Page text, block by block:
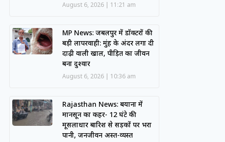
August 6, 2026 11:21 am
MP News: जबलपुर में डॉक्टरों की
बड़ी लापरवाही: मुंह के अंदर लगा दी
दाढ़ी वाली खाल, पीड़ित का जीवन
बना दुश्वार
August 6, 2026 10:36 am
Rajasthan News: बयाना में
मानसून का कहर- 12 घंटे की
मूसलाधार बारिश से सड़कों पर भरा
पानी, जनजीवन अस्त-व्यस्त